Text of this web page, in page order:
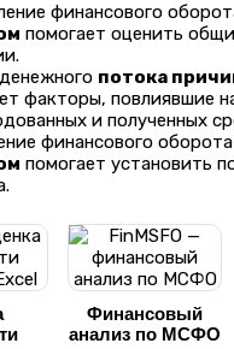
финансового
помогает оценить
потока
факторы, повлиявшие
и полученных
финансового оборота
помогает установить
Финансовый
анализ по МСФО